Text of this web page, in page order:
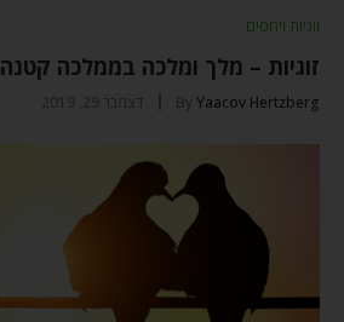
זוגיות ויחסים
זוגיות – מלך ומלכה בממלכה קטנה
By Yaacov Hertzberg דצמבר 29, 2019